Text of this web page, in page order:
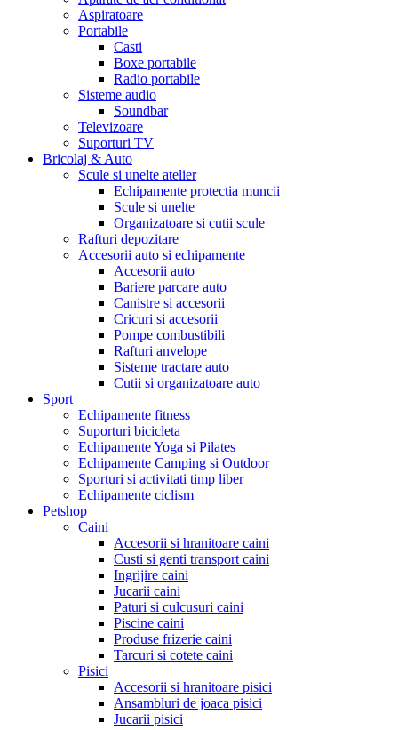
Aspiratoare
Portabile
Casti
Boxe portabile
Radio portabile
Sisteme audio
Soundbar
Televizoare
Suporturi TV
Bricolaj & Auto
Scule si unelte atelier
Echipamente protectia muncii
Scule si unelte
Organizatoare si cutii scule
Rafturi depozitare
Accesorii auto si echipamente
Accesorii auto
Bariere parcare auto
Canistre si accesorii
Cricuri si accesorii
Pompe combustibili
Rafturi anvelope
Sisteme tractare auto
Cutii si organizatoare auto
Sport
Echipamente fitness
Suporturi bicicleta
Echipamente Yoga si Pilates
Echipamente Camping si Outdoor
Sporturi si activitati timp liber
Echipamente ciclism
Petshop
Caini
Accesorii si hranitoare caini
Custi si genti transport caini
Ingrijire caini
Jucarii caini
Paturi si culcusuri caini
Piscine caini
Produse frizerie caini
Tarcuri si cotete caini
Pisici
Accesorii si hranitoare pisici
Ansambluri de joaca pisici
Jucarii pisici